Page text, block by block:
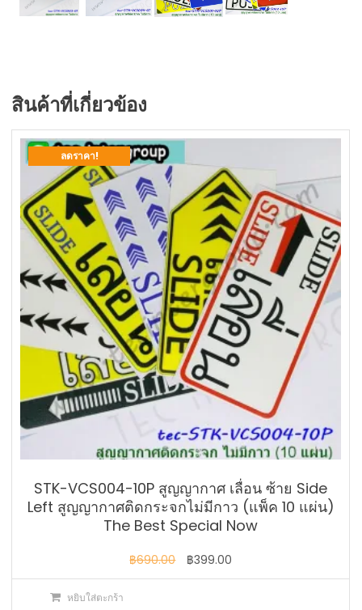
สินค้าที่เกี่ยวข้อง
ลดราคา!
STK-VCS004-10P สูญญากาศ เลื่อน ซ้าย Side
Left สูญญากาศติดกระจกไม่มีกาว (แพ็ค 10 แผ่น)
The Best Special Now
฿690.00
Original
price
฿399.00
price
หยิบใส่ตะกร้า